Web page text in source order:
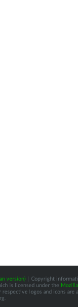
version)
| Copyright
is licensed under the
logos and icons